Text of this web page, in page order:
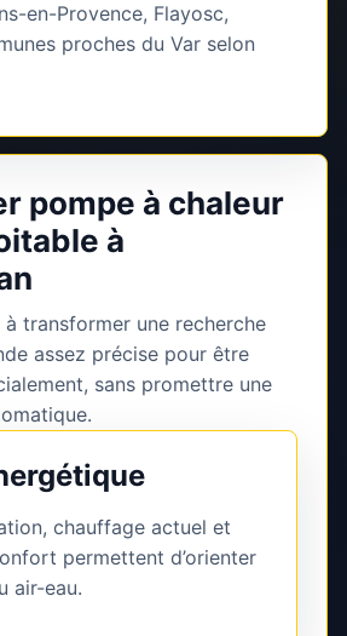
en-Provence, Flayosc,
proches du Var selon
pompe à chaleur
à
transformer une recherche
assez précise pour être
sans promettre une
chauffage actuel et
permettent d’orienter
air-eau.